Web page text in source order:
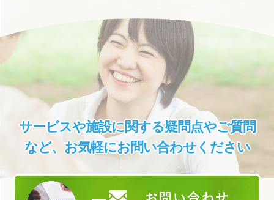
サービスや施設に関する疑問点やご質問
など、 お気軽にお問い合わせください